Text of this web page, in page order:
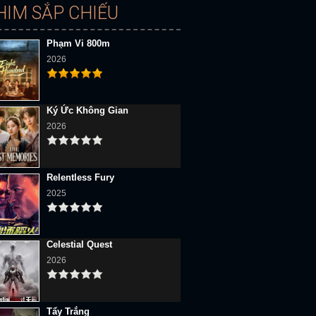
SẮP CHIẾU
Phạm Vi 800m
2026
Ký Ức Không Gian
2026
Relentless Fury
2025
Celestial Quest
2026
Tẩy Trắng